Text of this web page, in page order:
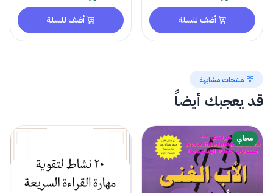
أضف للسلة أضف للسلة
منتجات مشابهة
قد يعجبك أيضاً
مجاني